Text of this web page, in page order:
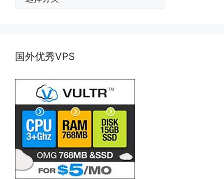
国外优秀VPS